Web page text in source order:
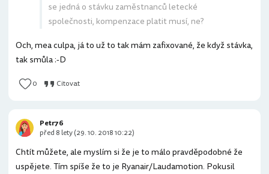
se jedná o stávku zaměstnanců letecké
společnosti, kompenzace platit musí, ne?
Och, mea culpa, já to už to tak mám zafixované, že když stávka,
tak smůla :-D
0 Citovat
Chtít můžete, ale myslím si že je to málo pravděpodobné že
uspějete. Tím spíše že to je Ryanair/Laudamotion. Pokusil
Petr76
před 8 lety (29. 10. 2018 10:22)